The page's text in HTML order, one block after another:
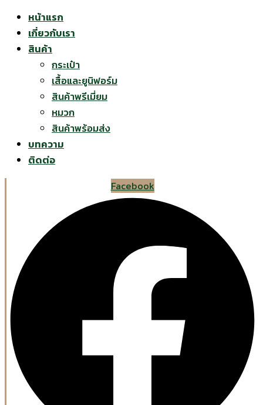
หน้าแรก
เกี่ยวกับเรา
สินค้า
กระเป๋า
เสื้อและยูนิฟอร์ม
สินค้าพรีเมี่ยม
หมวก
สินค้าพร้อมส่ง
บทความ
ติดต่อ
Facebook